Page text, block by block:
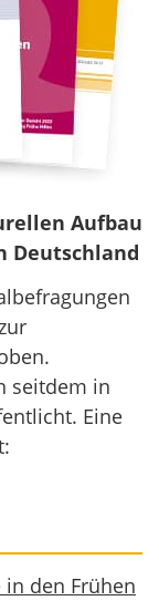
Aufbau
Deutschland
seitdem in
Eine
den Frühen